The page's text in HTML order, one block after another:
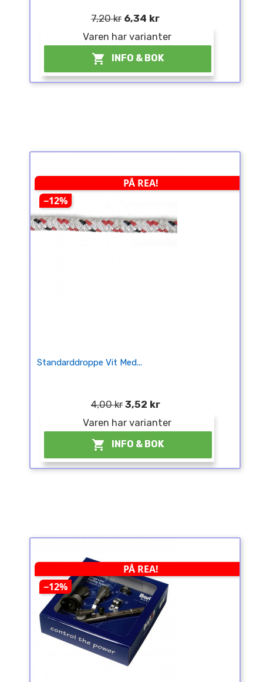
7,20 kr 6,34 kr
Varen har varianter
 INFO & BOK
PÅ REA!
−12%
Standarddroppe Vit Med...
4,00 kr 3,52 kr
Varen har varianter
 INFO & BOK
PÅ REA!
−12%